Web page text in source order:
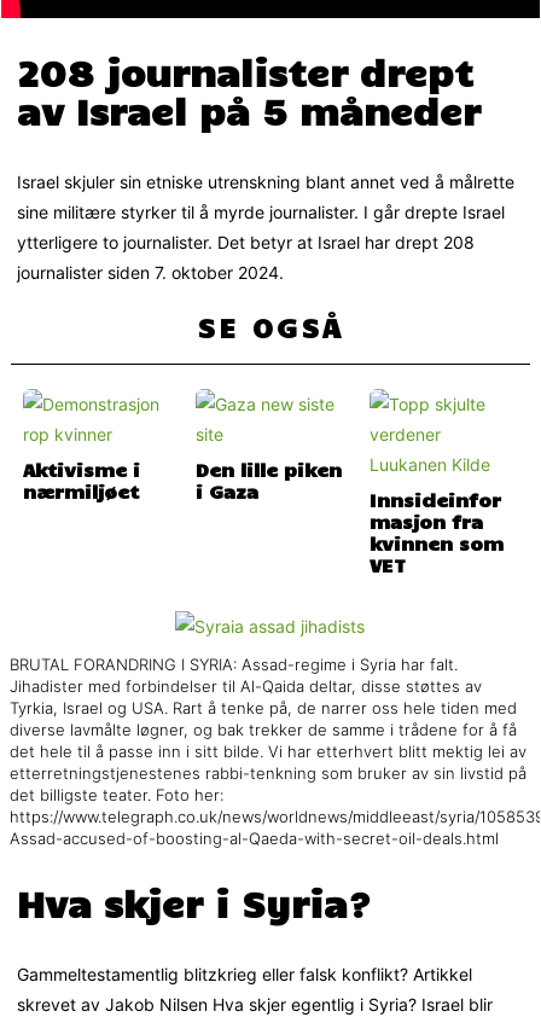
208 journalister drept
av Israel på 5 måneder
Israel skjuler sin etniske utrenskning blant annet ved å målrette
sine militære styrker til å myrde journalister. I går drepte Israel
ytterligere to journalister. Det betyr at Israel har drept 208
journalister siden 7. oktober 2024.
SE OGSÅ
Aktivisme i
nærmiljøet
Den lille piken
i Gaza
Innsideinfor
masjon fra
kvinnen som
VET
BRUTAL FORANDRING I SYRIA: Assad-regime i Syria har falt.
Jihadister med forbindelser til Al-Qaida deltar, disse støttes av
Tyrkia, Israel og USA. Rart å tenke på, de narrer oss hele tiden med
diverse lavmålte løgner, og bak trekker de samme i trådene for å få
det hele til å passe inn i sitt bilde. Vi har etterhvert blitt mektig lei av
etterretningstjenestenes rabbi-tenkning som bruker av sin livstid på
det billigste teater. Foto her:
https://www.telegraph.co.uk/news/worldnews/middleeast/syria/
Assad-accused-of-boosting-al-Qaeda-with-secret-oil-deals.html
Hva skjer i Syria?
Gammeltestamentlig blitzkrieg eller falsk konflikt? Artikkel
skrevet av Jakob Nilsen Hva skjer egentlig i Syria? Israel blir